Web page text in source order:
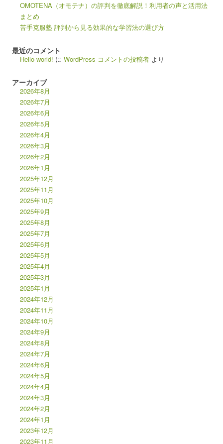
OMOTENA（オモテナ）の評判を徹底解説！利用者の声と活用法
まとめ
苦手克服塾 評判から見る効果的な学習法の選び方
最近のコメント
Hello world! に WordPress コメントの投稿者 より
アーカイブ
2026年8月
2026年7月
2026年6月
2026年5月
2026年4月
2026年3月
2026年2月
2026年1月
2025年12月
2025年11月
2025年10月
2025年9月
2025年8月
2025年7月
2025年6月
2025年5月
2025年4月
2025年3月
2025年1月
2024年12月
2024年11月
2024年10月
2024年9月
2024年8月
2024年7月
2024年6月
2024年5月
2024年4月
2024年3月
2024年2月
2024年1月
2023年12月
2023年11月